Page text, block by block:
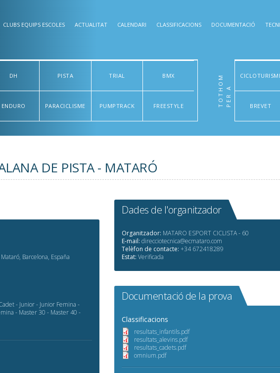
CLUBS EQUIPS ESCOLES ACTUALITAT CALENDARI CLASSIFICACIONS DOCUMENTACIÓ
DH PISTA TRIAL BMX
ENDURO PARACICLISME PUMPTRACK FREESTYLE P
E
R
A
T
O
T
H
O
M BREVET
DE PISTA - MATARÓ
Barcelona, España
- Junior - Junior Femina -
- Master 30 - Master 40 -
Dades de l'organitzador
Organitzador: MATARO ESPORT CICLISTA - 60
E-mail: direcciotecnica@ecmataro.com
Telèfon de contacte: +34 672418289
Estat: Verificada
Documentació de la prova
Classificacions
resultats_infantils.pdf
resultats_alevins.pdf
resultats_cadets.pdf
omnium.pdf